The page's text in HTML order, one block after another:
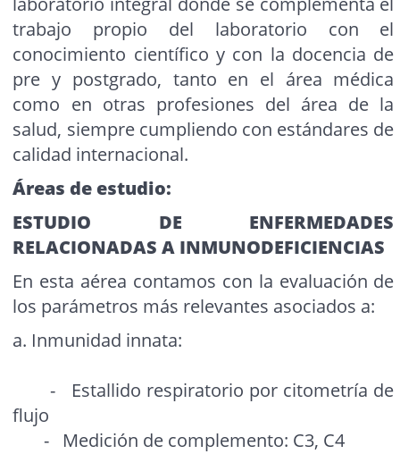
trabajo propio del laboratorio con el
conocimiento científico y con la docencia de
pre y postgrado, tanto en el área médica
como en otras profesiones del área de la
salud, siempre cumpliendo con estándares de
calidad internacional.
Áreas de estudio:
ESTUDIO DE ENFERMEDADES
RELACIONADAS A INMUNODEFICIENCIAS
En esta aérea contamos con la evaluación de
los parámetros más relevantes asociados a:
a. Inmunidad innata:
- Estallido respiratorio por citometría de
flujo
- Medición de complemento: C3, C4